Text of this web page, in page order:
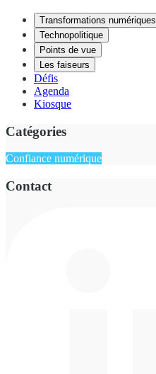
Transformations numériques
Technopolitique
Points de vue
Les faiseurs
Défis
Agenda
Kiosque
Catégories
Confiance numérique
Contact